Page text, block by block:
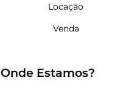
Locação
Venda
Onde Estamos?